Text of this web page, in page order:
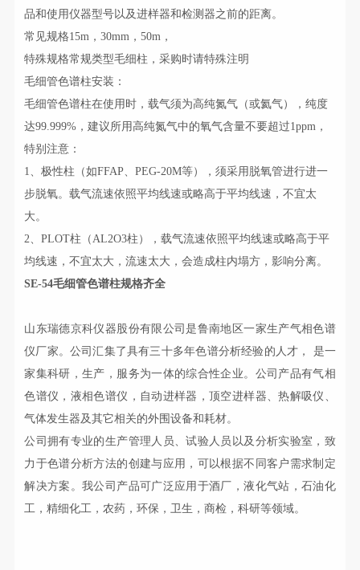
品和使用仪器型号以及进样器和检测器之前的距离。
常见规格15m，30mm，50m，
特殊规格常规类型毛细柱，采购时请特殊注明
毛细管色谱柱安装：
毛细管色谱柱在使用时，载气须为高纯氮气（或氦气），纯度
达99.999%，建议所用高纯氮气中的氧气含量不要超过1ppm，
特别注意：
1、极性柱（如FFAP、PEG-20M等），须采用脱氧管进行进一
步脱氧。载气流速依照平均线速或略高于平均线速，不宜太
大。
2、PLOT柱（AL2O3柱），载气流速依照平均线速或略高于平
均线速，不宜太大，流速太大，会造成柱内塌方，影响分离。
SE-54毛细管色谱柱规格齐全
山东瑞德京科仪器股份有限公司是鲁南地区一家生产气相色谱
仪厂家。公司汇集了具有三十多年色谱分析经验的人才，
是一
家集科研，生产， 服务为一体的综合性企业。公司产品有气相
色谱仪，液相色谱仪，自动进样器，顶空进样器、热解吸仪、
气体发生器及其它相关的外围设备和耗材。
公司拥有专业的生产管理人员、试验人员以及分析实验室，致
力于色谱分析方法的创建与应用，可以根据不同客户需求制定
解决方案。我公司产品可广泛应用于酒厂，液化气站，石油化
工，精细化工，农药，环保，卫生，商检，科研等领域。